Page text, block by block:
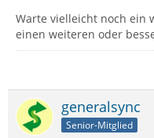
Warte vielleicht noch ein
einen weiteren oder
generalsync
Senior-Mitglied